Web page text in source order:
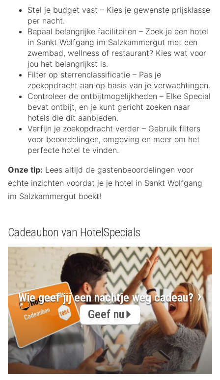
Stel je budget vast – Kies je gewenste prijsklasse
per nacht.
Bepaal belangrijke faciliteiten – Zoek je een hotel
in Sankt Wolfgang im Salzkammergut met een
zwembad, wellness of restaurant? Kies wat voor
jou het belangrijkst is.
Filter op sterrenclassificatie – Pas je
zoekopdracht aan op basis van je verwachtingen.
Controleer de ontbijtmogelijkheden – Elke Special
bevat ontbijt, en je kunt gericht zoeken naar
hotels die dit aanbieden.
Verfijn je zoekopdracht verder – Gebruik filters
voor beoordelingen, omgeving en meer om het
perfecte hotel te vinden.
Onze tip: Lees altijd de gastenbeoordelingen voor
echte inzichten voordat je je hotel in Sankt Wolfgang
im Salzkammergut boekt!
Cadeaubon van HotelSpecials
Wie geef jij een nachtje weg cadeau?
Geef nu